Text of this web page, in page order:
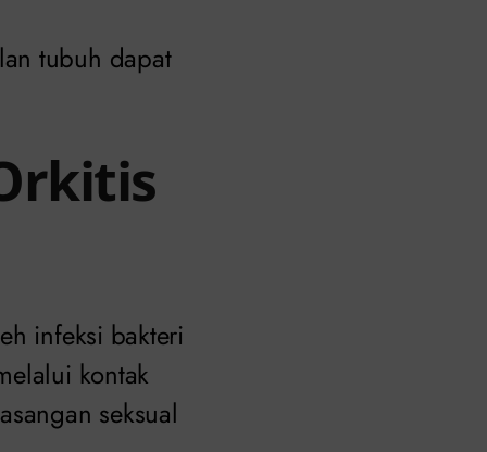
tubuh dapat
infeksi bakteri
kontak
seksual